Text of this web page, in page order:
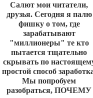
Салют мои читатели,
друзья. Сегодня я палю
фишку о том, где
зарабатывают
"миллионеры" те кто
пытается тщательно
скрывать по
простой способ
Мы попробуем
разобраться, ПОЧЕМУ